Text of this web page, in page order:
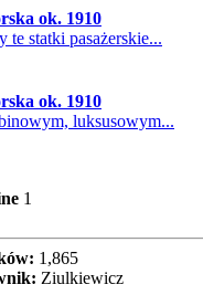
ok. 1910
te statki pasażerskie...
ok. 1910
luksusowym...
1
1,865
Ziulkiewicz